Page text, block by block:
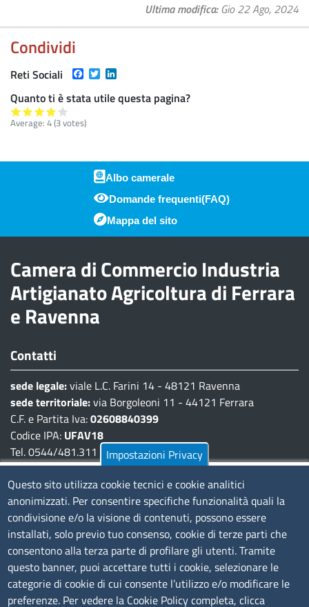
Ultima modifica Gio 22 Ago, 2024
Condividi
Reti Sociali Facebook
Twitter
Quanto ti è stata utile questa pagina?
Average: 4(3votes)
Piè di pagina
Albo camerale
Domande frequenti(FAQ)
Mappa del sito
Camera di Commercio Industria
Artigianato Agricoltura di Ferrara
e Ravenna
Contatti
sede legale:viale L.C. Farini 14 - 48121 Ravenna
sede territoriale:via Borgoleoni 11 - 44121 Ferrara
C.F. e Partita Iva:02608840399
Codice IPA: UFAV18
Tel. 0544/481.311 - 0532/783.711
Pec:cciaa@pec.fera.camcom.it
Amministrazione Trasparente
Bandi di gara
Bilanci
Concorsi e selezioni
Procedimenti
Impostazioni Privacy
Questo sito utilizza cookie tecnici e cookie analitici
anonimizzati. Per consentire specifiche funzionalità quali la
condivisione e/o la visione di contenuti, possono essere
installati, solo previo tuo consenso, cookie di terze parti che
consentono alla terza parte di profilare gli utenti. Tramite
questo banner, puoi accettare tutti i cookie, selezionare le
categorie di cookie di cui consente l’utilizzo e/o modificare le
preferenze. Per vedere la Cookie Policy completa, clicca